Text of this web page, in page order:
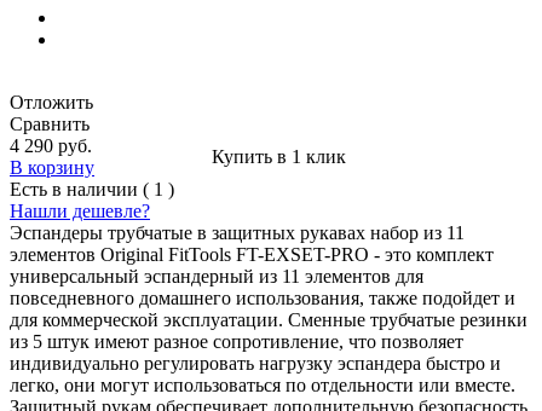
Отложить
Сравнить
4 290 руб.
В корзину
Купить в 1 клик
Есть в наличии ( 1 )
Нашли дешевле?
Эспандеры трубчатые в защитных рукавах набор из 11
элементов Original FitTools FT-EXSET-PRO - это комплект
универсальный эспандерный из 11 элементов для
повседневного домашнего использования, также подойдет и
для коммерческой эксплуатации. Сменные трубчатые резинки
из 5 штук имеют разное сопротивление, что позволяет
индивидуально регулировать нагрузку эспандера быстро и
легко, они могут использоваться по отдельности или вместе.
Защитный рукам обеспечивает дополнительную безопасность